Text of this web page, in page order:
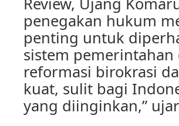
penegakan hukum
penting untuk
sistem pemerintahan
reformasi birokrasi
kuat, sulit bagi
yang diinginkan,”